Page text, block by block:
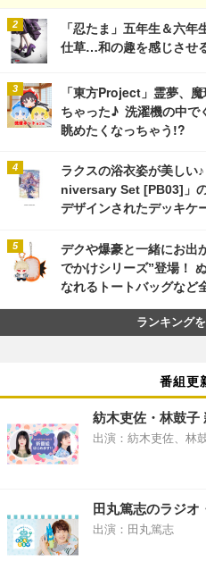
「忍たま」五年生＆六年
仕草…和の趣を感じさせ
「東方Project」霊夢、
ちゃった♪ 洗濯機の中で
眺めたくなっちゃう!?
ラクスの浴衣姿が美しい
niversary Set [PB03]」
デザインされたデッキケ
デクや爆豪と一緒にお出
でかけシリーズ”登場！
なれるトートバッグなど
ランキング
番組更
紡木吏佐・林鼓子
出演：紡木吏佐、林
田丸篤志のラジオ
出演：田丸篤志